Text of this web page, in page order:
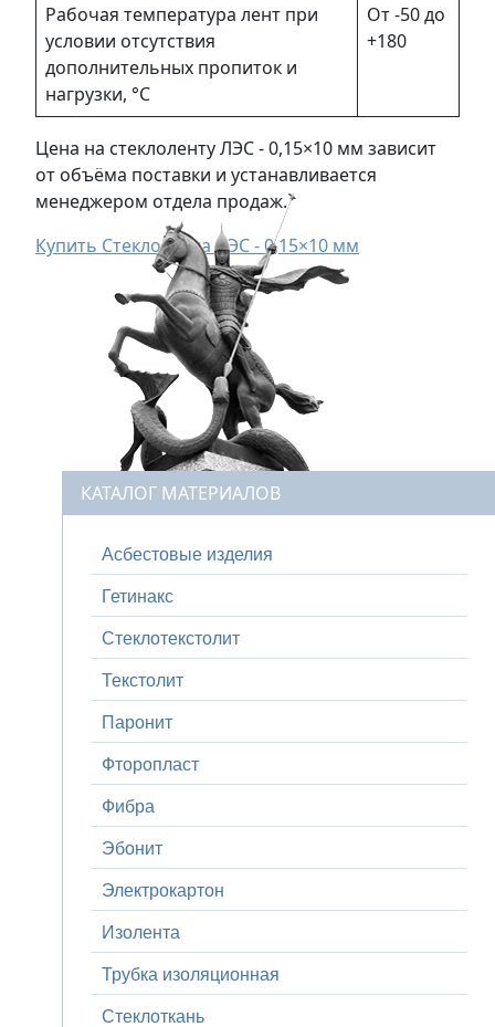
Рабочая температура лент при
условии отсутствия
дополнительных пропиток и
нагрузки, °С
От -50 до
+180
Цена на стеклоленту ЛЭС - 0,15×10 мм зависит
от объёма поставки и устанавливается
менеджером отдела продаж.
Купить Стеклолента ЛЭС - 0,15×10 мм
КАТАЛОГ МАТЕРИАЛОВ
Асбестовые изделия
Гетинакс
Стеклотекстолит
Текстолит
Паронит
Фторопласт
Фибра
Эбонит
Электрокартон
Изолента
Трубка изоляционная
Стеклоткань